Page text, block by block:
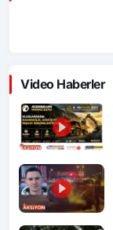
Video Haberler